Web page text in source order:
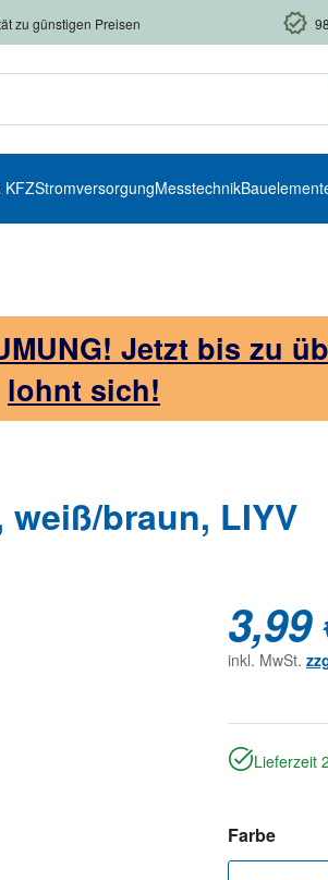
zu günstigen Preisen
KFZStromversorgungMesstechnik
Jetzt bis zu
lohnt sich!
weiß/braun, LIYV
3,99
inkl. MwSt.
Lieferzeit
Farbe